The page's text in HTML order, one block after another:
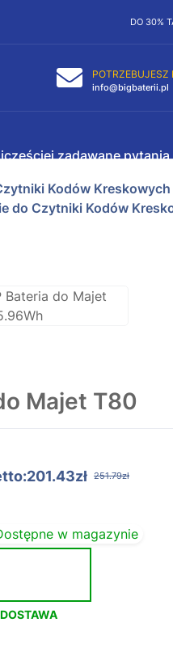
DO 30%
POTRZEBUJESZ
info@bigbaterii.pl
zadawane pytania
Kodów Kreskowych
do Czytniki Kodów
Majet T80
251.79zł
w magazynie